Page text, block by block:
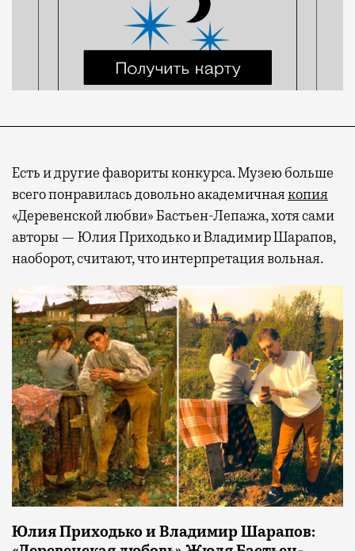
Есть и другие фавориты конкурса. Музею больше
всего понравилась довольно академичнаякопия
«Деревенской любви» Бастьен-Лепажа, хотя сами
авторы — Юлия Приходько и Владимир Шарапов,
наоборот, считают, что интерпретация вольная.
Юлия Приходько и Владимир Шарапов: